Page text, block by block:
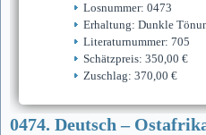
Losnummer: 0473
Erhaltung: Dunkle
Literaturnummer: 705
Schätzpreis: 350,00 €
Zuschlag: 370,00 €
0474. Deutsch –